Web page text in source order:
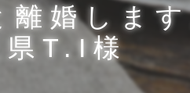
婚します
県T.I様